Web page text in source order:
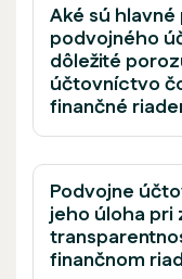
Aké sú
podvojného
dôležité
účtovníctvo
finančné
Podvojne
jeho úloha pri
finančnom